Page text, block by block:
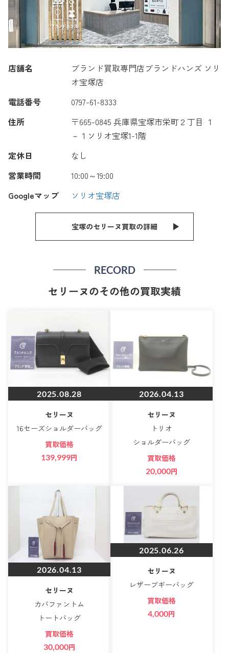
店舗名
ブランド買取専門店ブランドハンズ ソリ
オ宝塚店
電話番号
0797-61-8333
住所
〒665-0845 兵庫県宝塚市栄町２丁目 １
－１ソリオ宝塚1-1階
定休日
なし
営業時間
10:00～19:00
Googleマップ
ソリオ宝塚店
宝塚のセリーヌ買取の詳細
RECORD
セリーヌのその他の買取実績
2025.08.28
セリーヌ
16セーズショルダーバッグ
買取価格
139,999円
2026.04.13
セリーヌ
トリオ
ショルダーバッグ
買取価格
20,000円
2026.04.13
セリーヌ
カバファントム
トートバッグ
買取価格
30,000円
2025.06.26
セリーヌ
レザーブギーバッグ
買取価格
4,000円